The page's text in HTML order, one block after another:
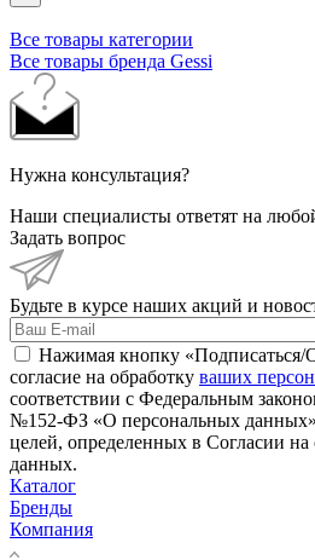
Все товары категории
Все товары бренда Gessi
Нужна консультация?
Наши специалисты ответят на
Задать вопрос
Будьте в курсе наших акций и
Нажимая кнопку «Подписаться/
согласие на обработку ваших
соответствии с Федеральным
№152-ФЗ «О персональных
целей, определенных в Согласии
данных.
Каталог
Бренды
Компания